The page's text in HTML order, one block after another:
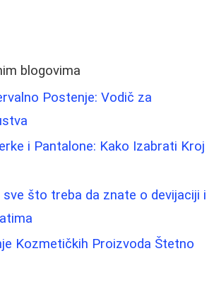
blogovima
Postenje: Vodič za
i Pantalone: Kako Izabrati Kroj
sve što treba da znate o devijaciji i
Kozmetičkih Proizvoda Štetno